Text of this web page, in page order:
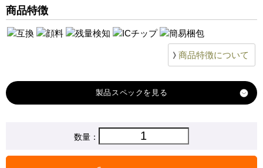
商品特徴
商品特徴について
製品スペック
エプソン
数量：